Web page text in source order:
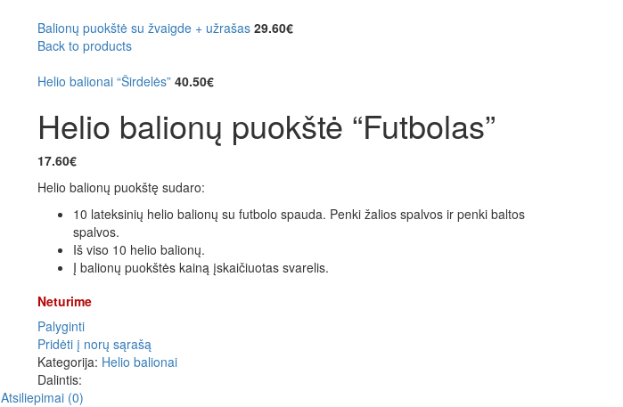
Balionų puokštė su žvaigde + užrašas 29.60€
Back to products
Helio balionai “Širdelės” 40.50€
Helio balionų puokštė “Futbolas”
17.60€
Helio balionų puokštę sudaro:
10 lateksinių helio balionų su futbolo spauda. Penki žalios spalvos ir penki baltos
spalvos.
Iš viso 10 helio balionų.
Į balionų puokštės kainą įskaičiuotas svarelis.
Neturime
Palyginti
Pridėti į norų sąrašą
Kategorija: Helio balionai
Dalintis:
Atsiliepimai (0)